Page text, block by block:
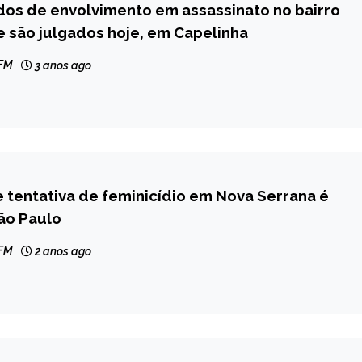
de envolvimento em assassinato no bairro
são julgados hoje, em Capelinha
3 anos ago
tentativa de feminicídio em Nova Serrana é
Paulo
2 anos ago